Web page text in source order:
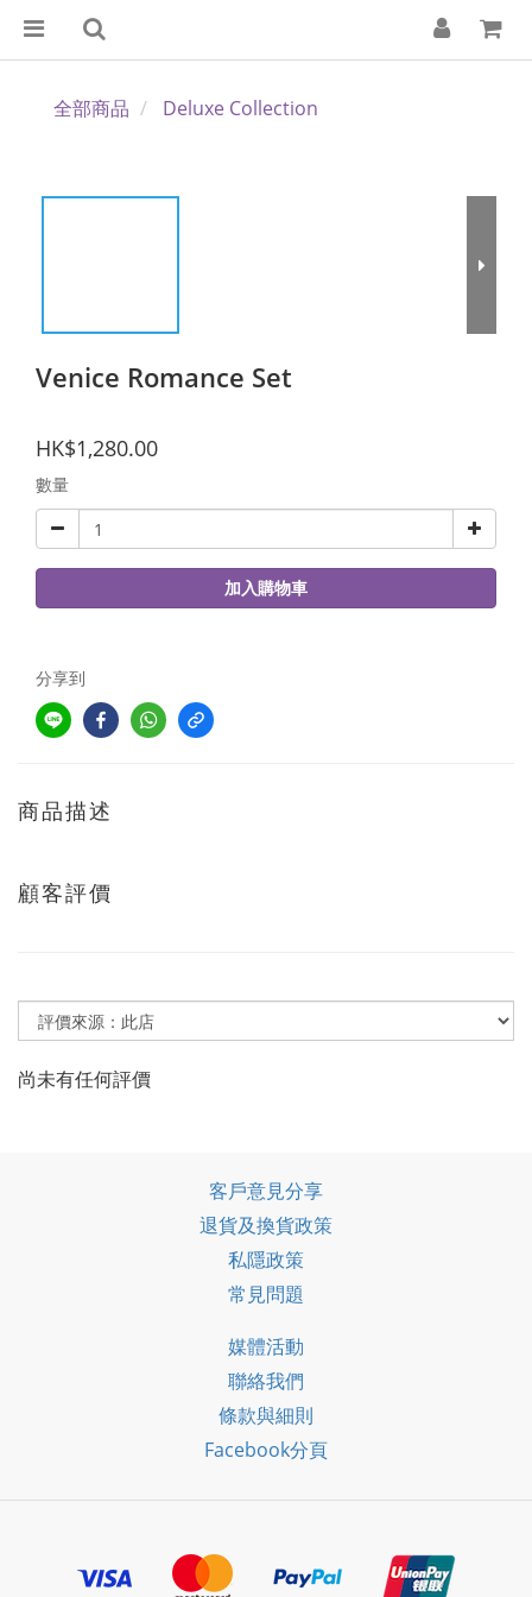
全部商品 Deluxe Collection
Venice Romance Set
HK$1,280.00
數量
加入購物車
分享到
商品描述
顧客評價
尚未有任何評價
客戶意見分享
退貨及換貨政策
私隱政策
常見問題
媒體活動
聯絡我們
條款與細則
Facebook分頁